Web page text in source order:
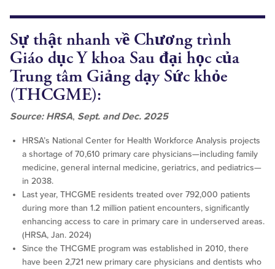
Sự thật nhanh về Chương trình
Giáo dục Y khoa Sau đại học của
Trung tâm Giảng dạy Sức khỏe
(THCGME):
Source: HRSA, Sept. and Dec. 2025
HRSA’s National Center for Health Workforce Analysis projects
a shortage of 70,610 primary care physicians—including family
medicine, general internal medicine, geriatrics, and pediatrics—
in 2038.
Last year, THCGME residents treated over 792,000 patients
during more than 1.2 million patient encounters, significantly
enhancing access to care in primary care in underserved areas.
(HRSA, Jan. 2024)
Since the THCGME program was established in 2010, there
have been 2,721 new primary care physicians and dentists who